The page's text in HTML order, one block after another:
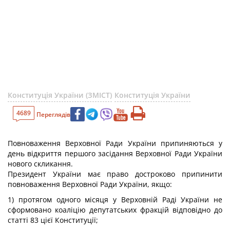
Конституція України (ЗМІСТ) Конституція України
4689 Переглядів
Повноваження Верховної Ради України припиняються у
день відкриття першого засідання Верховної Ради України
нового скликання.
Президент України має право достроково припинити
повноваження Верховної Ради України, якщо:
1) протягом одного місяця у Верховній Раді України не
сформовано коаліцію депутатських фракцій відповідно до
статті 83 цієї Конституції;